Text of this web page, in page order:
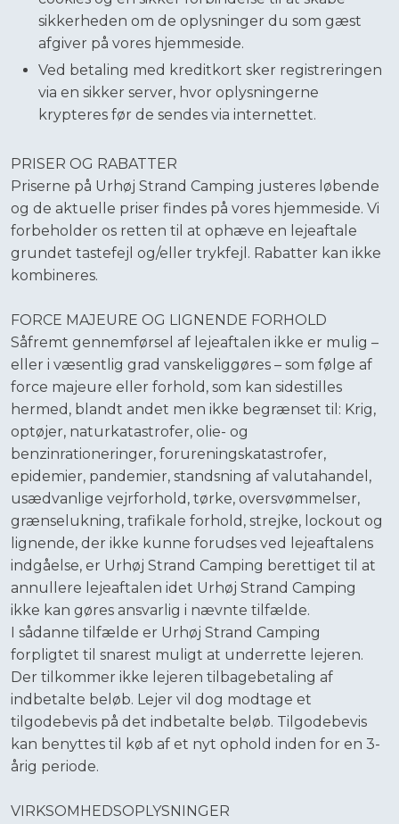
sikkerheden om de oplysninger du som gæst
afgiver på vores hjemmeside.
Ved betaling med kreditkort sker registreringen
via en sikker server, hvor oplysningerne
krypteres før de sendes via internettet.
PRISER OG RABATTER
​Priserne på Urhøj Strand Camping justeres løbende
og de aktuelle priser findes på vores hjemmeside. Vi
forbeholder os retten til at ophæve en lejeaftale
grundet tastefejl og/eller trykfejl. Rabatter kan ikke
kombineres.
​FORCE MAJEURE OG LIGNENDE FORHOLD
Såfremt gennemførsel af lejeaftalen ikke er mulig –
eller i væsentlig grad vanskeliggøres – som følge af
force majeure eller forhold, som kan sidestilles
hermed, blandt andet men ikke begrænset til: Krig,
optøjer, naturkatastrofer, olie- og
benzinrationeringer, forureningskatastrofer,
epidemier, pandemier, standsning af valutahandel,
usædvanlige vejrforhold, tørke, oversvømmelser,
grænselukning, trafikale forhold, strejke, lockout og
lignende, der ikke kunne forudses ved lejeaftalens
indgåelse, er Urhøj Strand Camping berettiget til at
annullere lejeaftalen idet Urhøj Strand Camping
ikke kan gøres ansvarlig i nævnte tilfælde.
I sådanne tilfælde er Urhøj Strand Camping
forpligtet til snarest muligt at underrette lejeren.
Der tilkommer ikke lejeren tilbagebetaling af
indbetalte beløb. Lejer vil dog modtage et
tilgodebevis på det indbetalte beløb. Tilgodebevis
kan benyttes til køb af et nyt ophold inden for en 3-
årig periode.
​VIRKSOMHEDSOPLYSNINGER